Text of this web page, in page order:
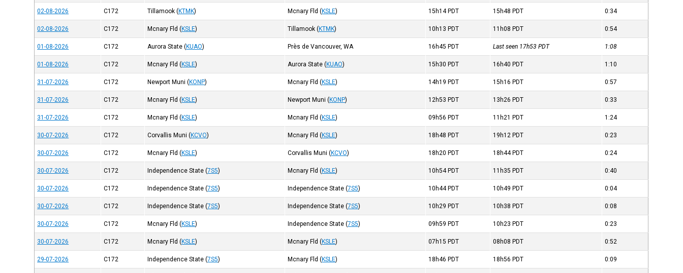
02-08-2026 C172 Tillamook (KTMK) Mcnary Fld (KSLE) 15h14 PDT 15h48 PDT 0:34
02-08-2026 C172 Mcnary Fld (KSLE) Tillamook (KTMK) 10h13 PDT 11h08 PDT 0:54
01-08-2026 C172 Aurora State (KUAO) Près de Vancouver, WA 16h45 PDT Last seen 17h53PDT 1:08
01-08-2026 C172 Mcnary Fld (KSLE) Aurora State (KUAO) 15h30 PDT 16h40 PDT 1:10
31-07-2026 C172 Newport Muni (KONP) Mcnary Fld (KSLE) 14h19 PDT 15h16 PDT 0:57
31-07-2026 C172 Mcnary Fld (KSLE) Newport Muni (KONP) 12h53 PDT 13h26 PDT 0:33
31-07-2026 C172 Mcnary Fld (KSLE) Mcnary Fld (KSLE) 09h56 PDT 11h21 PDT 1:24
30-07-2026 C172 Corvallis Muni (KCVO) Mcnary Fld (KSLE) 18h48 PDT 19h12 PDT 0:23
30-07-2026 C172 Mcnary Fld (KSLE) Corvallis Muni (KCVO) 18h20 PDT 18h44 PDT 0:24
30-07-2026 C172 Independence State (7S5) Mcnary Fld (KSLE) 10h54 PDT 11h35 PDT 0:40
30-07-2026 C172 Independence State (7S5) Independence State (7S5) 10h44 PDT 10h49 PDT 0:04
30-07-2026 C172 Independence State (7S5) Independence State (7S5) 10h29 PDT 10h38 PDT 0:08
30-07-2026 C172 Mcnary Fld (KSLE) Independence State (7S5) 09h59 PDT 10h23 PDT 0:23
30-07-2026 C172 Mcnary Fld (KSLE) Mcnary Fld (KSLE) 07h15 PDT 08h08 PDT 0:52
29-07-2026 C172 Independence State (7S5) Mcnary Fld (KSLE) 18h46 PDT 18h56 PDT 0:09